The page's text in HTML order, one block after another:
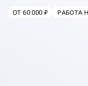
ОТ 60 000 ₽ РАБОТА